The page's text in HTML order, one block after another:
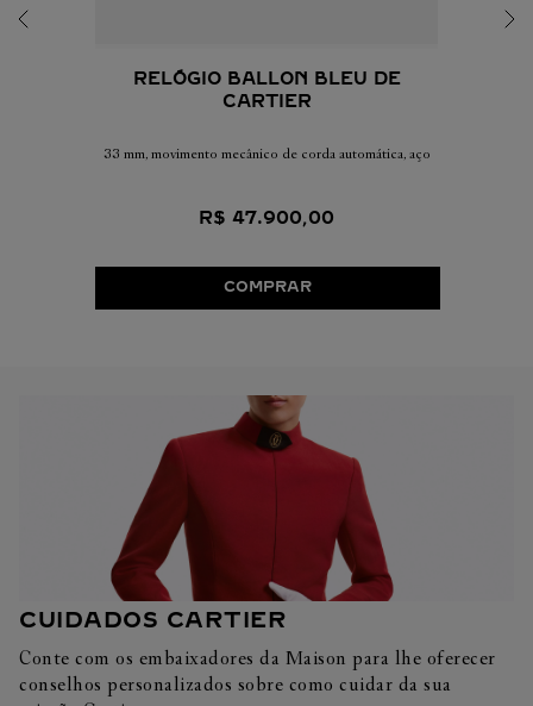
RELÓGIO BALLON BLEU DE
CARTIER
33 mm, movimento mecânico de corda automática, aço
R$ 47.900,00
COMPRAR
CUIDADOS CARTIER
Conte com os embaixadores da Maison para lhe oferecer
conselhos personalizados sobre como cuidar da sua